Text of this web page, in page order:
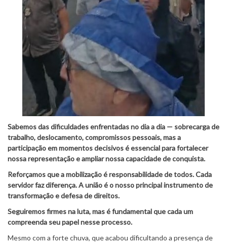
Sabemos das dificuldades enfrentadas no dia a dia — sobrecarga de
trabalho, deslocamento, compromissos pessoais, mas a
participação em momentos decisivos é essencial para fortalecer
nossa representação e ampliar nossa capacidade de conquista.
Reforçamos que a mobilização é responsabilidade de todos. Cada
servidor faz diferença. A união é o nosso principal instrumento de
transformação e defesa de direitos.
Seguiremos firmes na luta, mas é fundamental que cada um
compreenda seu papel nesse processo.
Mesmo com a forte chuva, que acabou dificultando a presença de